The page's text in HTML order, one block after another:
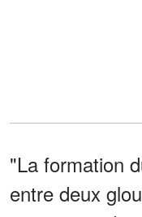
"La formation
entre deux